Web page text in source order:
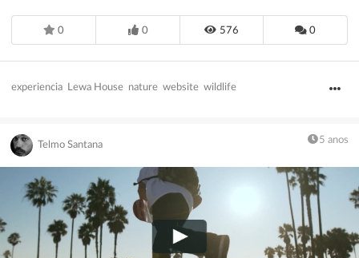
0 0 576 0
experiencia Lewa House nature website wildlife
Telmo Santana 5 anos